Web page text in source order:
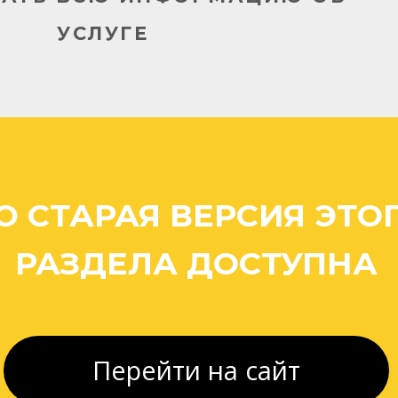
УСЛУГЕ
СТАРАЯ ВЕРСИЯ
РАЗДЕЛА ДОСТУПНА
Перейти на сайт